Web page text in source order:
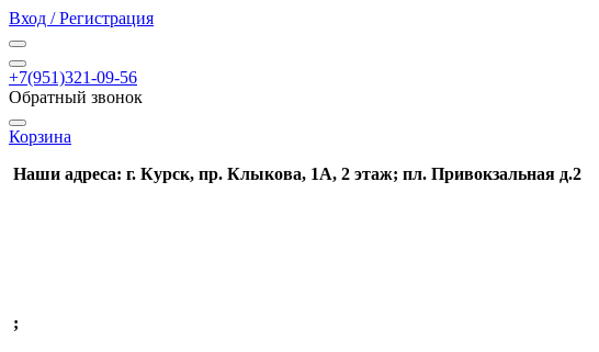
Вход / Регистрация
+7(951)321-09-56
Обратный звонок
Корзина
Наши адреса: г. Курск, пр. Клыкова, 1А, 2 этаж; пл. Привокзальная д.2
;